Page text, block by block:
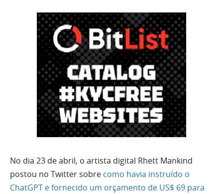
No dia 23 de abril, o artista digital Rhett Mankind
postou no Twitter sobre como havia instruído o
ChatGPT e fornecido um orçamento de US$ 69 para